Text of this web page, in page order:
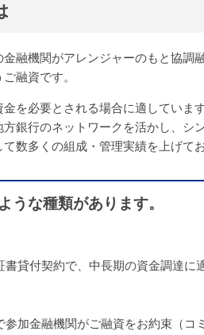
融機関がアレンジャーのもと協調
融資です。
を必要とされる場合に適しています
銀行のネットワークを活かし、シ
数多くの組成・管理実績を上げてお
うな種類があります。
貸付契約で、中長期の資金調達に
加金融機関がご融資をお約束（コ